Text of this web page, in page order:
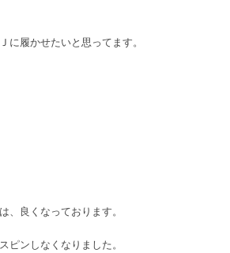
に履かせたいと思ってます。
、良くなっております。
ピンしなくなりました。